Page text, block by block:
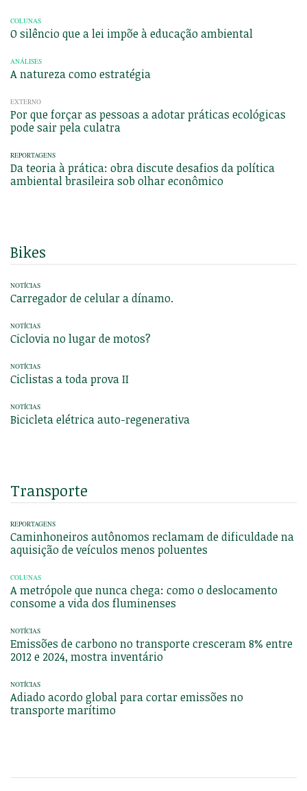
COLUNAS
O silêncio que a lei impõe à educação ambiental
ANÁLISES
A natureza como estratégia
EXTERNO
Por que forçar as pessoas a adotar práticas ecológicas
pode sair pela culatra
REPORTAGENS
Da teoria à prática: obra discute desafios da política
ambiental brasileira sob olhar econômico
Bikes
NOTÍCIAS
Carregador de celular a dínamo.
NOTÍCIAS
Ciclovia no lugar de motos?
NOTÍCIAS
Ciclistas a toda prova II
NOTÍCIAS
Bicicleta elétrica auto-regenerativa
Transporte
REPORTAGENS
Caminhoneiros autônomos reclamam de dificuldade na
aquisição de veículos menos poluentes
COLUNAS
A metrópole que nunca chega: como o deslocamento
consome a vida dos fluminenses
NOTÍCIAS
Emissões de carbono no transporte cresceram 8% entre
2012 e 2024, mostra inventário
NOTÍCIAS
Adiado acordo global para cortar emissões no
transporte marítimo